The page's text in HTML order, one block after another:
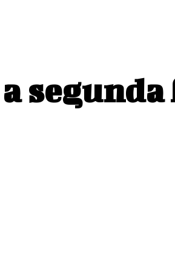
segunda